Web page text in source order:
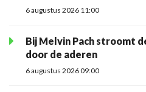
6 augustus 2026 11:00
Bij Melvin Pach stroomt
door de aderen
6 augustus 2026 09:00